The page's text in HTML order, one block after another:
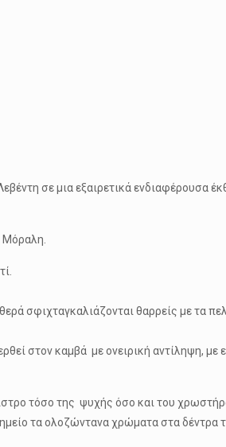
σε μια εξαιρετικά ενδιαφέρουσα
Μόραλη.
σφιχταγκαλιάζονται θαρρείς με τα
στον καμβά με ονειρική αντίληψη, με
τόσο της ψυχής όσο και του
τα ολοζώντανα χρώματα στα δέντρα